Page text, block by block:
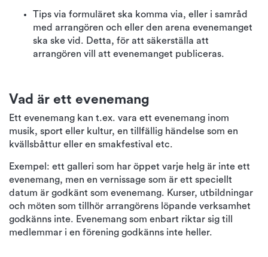
Tips via formuläret ska komma via, eller i samråd
med arrangören och eller den arena evenemanget
ska ske vid. Detta, för att säkerställa att
arrangören vill att evenemanget publiceras.
Vad är ett evenemang
Ett evenemang kan t.ex. vara ett evenemang inom
musik, sport eller kultur, en tillfällig händelse som en
kvällsbåttur eller en smakfestival etc.
Exempel: ett galleri som har öppet varje helg är inte ett
evenemang, men en vernissage som är ett speciellt
datum är godkänt som evenemang. Kurser, utbildningar
och möten som tillhör arrangörens löpande verksamhet
godkänns inte. Evenemang som enbart riktar sig till
medlemmar i en förening godkänns inte heller.